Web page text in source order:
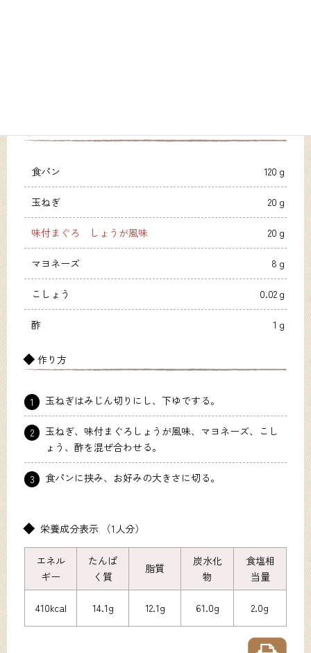
食パン 120ｇ
玉ねぎ 20ｇ
味付まぐろ しょうが風味 20ｇ
マヨネーズ 8ｇ
こしょう 0.02ｇ
酢 1ｇ
作り方
1 玉ねぎはみじん切りにし、下ゆでする。
2
玉ねぎ、味付まぐろしょうが風味、マヨネーズ、こし
ょう、酢を混ぜ合わせる。
3 食パンに挟み、お好みの大きさに切る。
栄養成分表示 （1人分）
エネル
ギー
たんぱ
く質
脂質
炭水化
物
食塩相
当量
410kcal 14.1g 12.1g 61.0g 2.0g